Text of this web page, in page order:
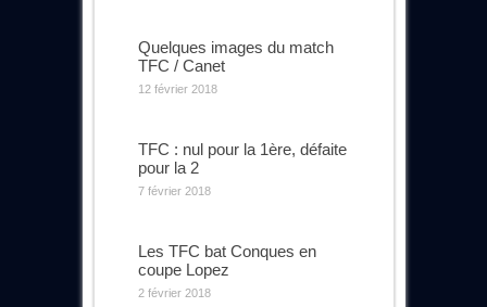
Quelques images du match
TFC / Canet
12 février 2018
TFC : nul pour la 1ère, défaite
pour la 2
7 février 2018
Les TFC bat Conques en
coupe Lopez
2 février 2018